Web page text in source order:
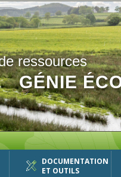
ressources
GÉNIE
DOCUMENTATION
ET OUTILS